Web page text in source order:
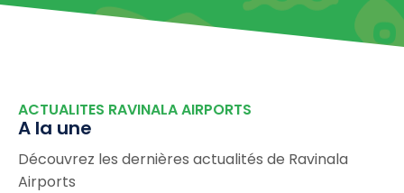
ACTUALITES RAVINALA AIRPORTS
A la une
Découvrez les dernières actualités de Ravinala
Airports